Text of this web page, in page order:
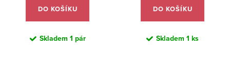
DO KOŠÍKU
Skladem 1 pár
DO KOŠÍKU
Skladem 1 ks